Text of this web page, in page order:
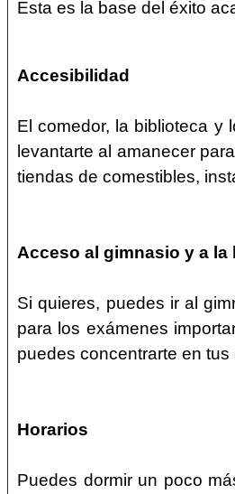
Esta es la base del éxito
Accesibilidad
El comedor, la biblioteca y
levantarte al amanecer
tiendas de comestibles,
Acceso al gimnasio y a la
Si quieres, puedes ir al
para los exámenes
puedes concentrarte en tus
Horarios
Puedes dormir un poco